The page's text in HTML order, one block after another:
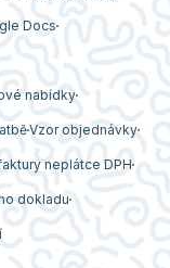
Docs
nabídky
Vzor objednávky
neplátce DPH
dokladu